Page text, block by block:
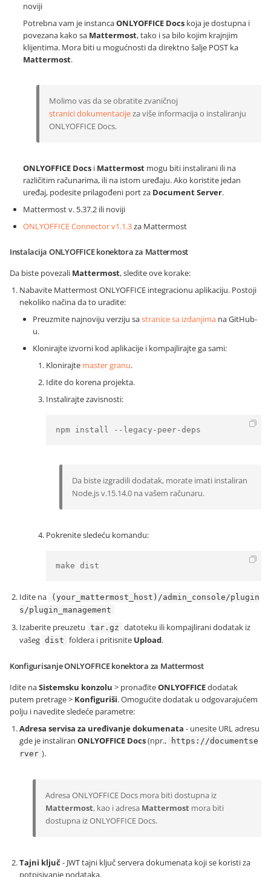
noviji
Potrebna vam je instancaONLYOFFICE Docs koja je dostupna i
povezana kako sa Mattermost, tako i sa bilo kojim krajnjim
klijentima. Mora biti u mogućnosti da direktno šalje POST ka
Mattermost.
Molimo vas da se obratite zvaničnoj
stranici dokumentacijeza više informacija o instaliranju
ONLYOFFICE Docs.
ONLYOFFICE Docs i Mattermost mogu biti instalirani ili na
različitim računarima, ili na istom uređaju. Ako koristite jedan
uređaj, podesite prilagođeni port za Document Server.
Mattermost v. 5.37.2 ili noviji
ONLYOFFICE Connector v1.1.3za Mattermost
Instalacija ONLYOFFICE konektora za Mattermost
Da biste povezali Mattermost, sledite ove korake:
Nabavite Mattermost ONLYOFFICE integracionu aplikaciju. Postoji
nekoliko načina da to uradite:
Preuzmite najnoviju verziju sastranice sa izdanjima na GitHub-
u.
Klonirajte izvorni kod aplikacije i kompajlirajte ga sami:
Klonirajte master granu.
Idite do korena projekta.
Instalirajte zavisnosti:
npm install --legacy-peer-deps
Da biste izgradili dodatak, morate imati instaliran
Node.js v.15.14.0 na vašem računaru.
Pokrenite sledeću komandu:
make dist
Idite na
(your_mattermost_host)/admin_console/plugin
s/plugin_management
Izaberite preuzetu tar.gz datoteku ili kompajlirani dodatak iz
vašeg dist foldera i pritisnite Upload.
Konfigurisanje ONLYOFFICE konektora za Mattermost
Idite naSistemsku konzolu > pronađiteONLYOFFICEdodatak
putem pretrage > Konfiguriši. Omogućite dodatak u odgovarajućem
polju i navedite sledeće parametre:
Adresa servisa za uređivanje dokumenata - unesite URL adresu
gde je instaliran ONLYOFFICE Docs(npr.,
https://documentse
rver ).
Adresa ONLYOFFICE Docs mora biti dostupna iz
Mattermost, kao i adresa Mattermost mora biti
dostupna iz ONLYOFFICE Docs.
Tajni ključ- JWT tajni ključ servera dokumenata koji se koristi za
potpisivanje podataka.